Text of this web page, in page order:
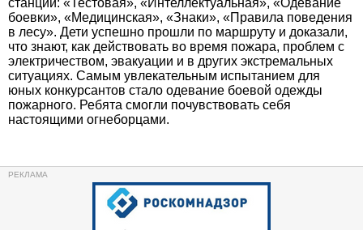
станции: «Тестовая», «Интеллектуальная», «Одевание
боевки», «Медицинская», «Знаки», «Правила поведения
в лесу». Дети успешно прошли по маршруту и доказали,
что знают, как действовать во время пожара, проблем с
электричеством, эвакуации и в других экстремальных
ситуациях. Самым увлекательным испытанием для
юных конкурсантов стало одевание боевой одежды
пожарного. Ребята смогли почувствовать себя
настоящими огнеборцами.